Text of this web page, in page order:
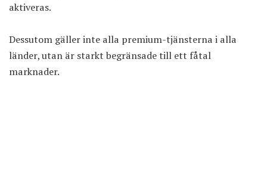
aktiveras.
Dessutom gäller inte alla premium-tjänsterna i alla
länder, utan är starkt begränsade till ett fåtal
marknader.